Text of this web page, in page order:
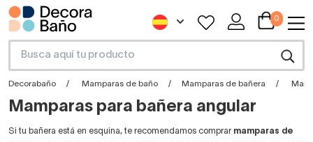
0
Decorabaño Mamparas de baño Mamparas de bañera
Mamparas para bañera angular
Si tu bañera está en esquina, te recomendamos comprar mamparas de